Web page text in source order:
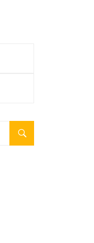
TÌM
KIẾM